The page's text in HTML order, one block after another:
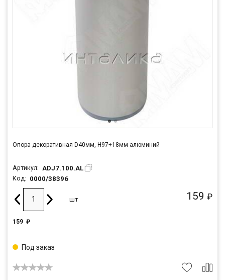
Опора декоративная D40мм, Н97+18мм алюминий
Артикул: ADJ7.100.AL
Код: 0000/38396
159 ₽
шт
159 ₽
Под заказ